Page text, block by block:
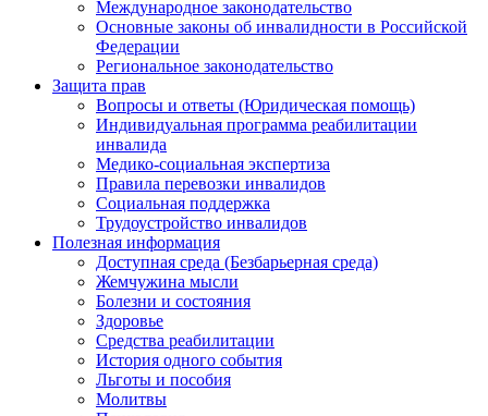
Международное законодательство
Основные законы об инвалидности в Российской
Федерации
Региональное законодательство
Защита прав
Вопросы и ответы (Юридическая помощь)
Индивидуальная программа реабилитации
инвалида
Медико-социальная экспертиза
Правила перевозки инвалидов
Социальная поддержка
Трудоустройство инвалидов
Полезная информация
Доступная среда (Безбарьерная среда)
Жемчужина мысли
Болезни и состояния
Здоровье
Средства реабилитации
История одного события
Льготы и пособия
Молитвы